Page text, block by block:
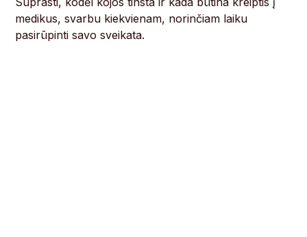
medikus, svarbu kiekvienam, norinčiam laiku
pasirūpinti savo sveikata.